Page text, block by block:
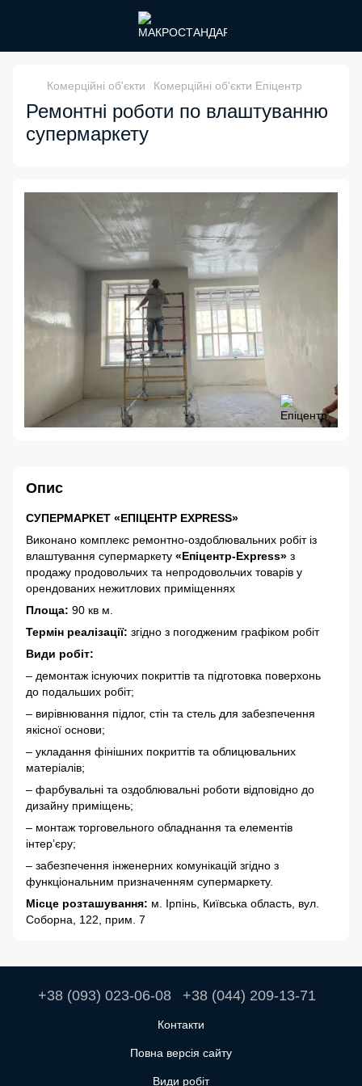
Комерційні об'єкти Комерційні об'єкти Епіцентр
Ремонтні роботи по влаштуванню
супермаркету
Опис
СУПЕРМАРКЕТ «ЕПІЦЕНТР EXPRESS»
Виконано комплекс ремонтно-оздоблювальних робіт із
влаштування супермаркету «Епіцентр-Express» з
продажу продовольчих та непродовольчих товарів у
орендованих нежитлових приміщеннях
Площа: 90 кв м.
Термін реалізації: згідно з погодженим графіком робіт
Види робіт:
– демонтаж існуючих покриттів та підготовка поверхонь
до подальших робіт;
– вирівнювання підлог, стін та стель для забезпечення
якісної основи;
– укладання фінішних покриттів та облицювальних
матеріалів;
– фарбувальні та оздоблювальні роботи відповідно до
дизайну приміщень;
– монтаж торговельного обладнання та елементів
інтер’єру;
– забезпечення інженерних комунікацій згідно з
функціональним призначенням супермаркету.
Місце розташування: м. Ірпінь, Київська область, вул.
Соборна, 122, прим. 7
+38 (093) 023-06-08 +38 (044) 209-13-71
Контакти
Повна версія сайту
Види робіт